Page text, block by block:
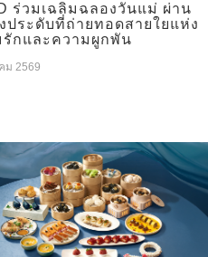
ร่วมเฉลิมฉลองวันแม่ ผ่าน
ประดับที่ถ่ายทอดสายใยแห่ง
รักและความผูกพัน
ม 2569